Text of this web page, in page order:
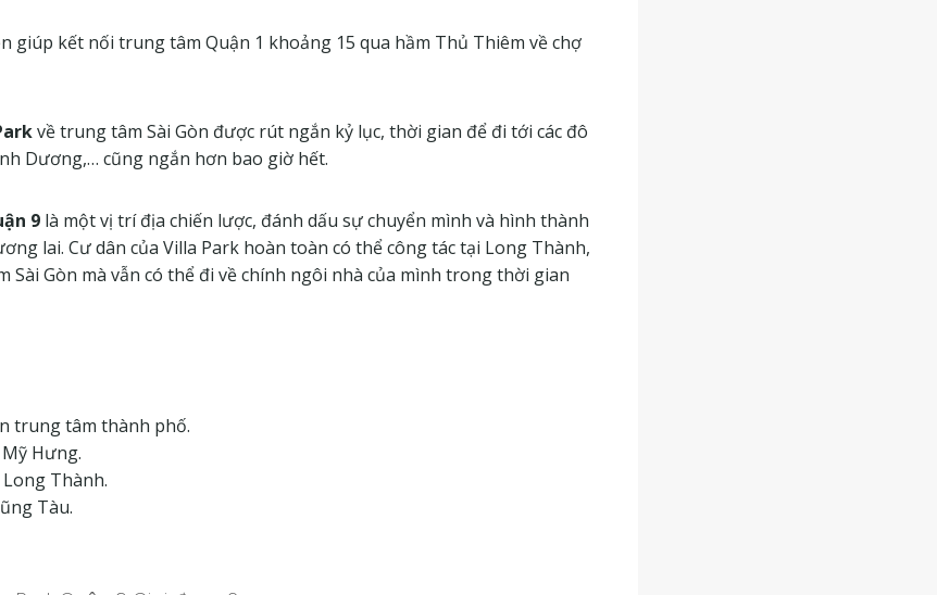
giúp kết nối trung tâm Quận 1 khoảng 15 qua hầm Thủ Thiêm về chợ
về trung tâm Sài Gòn được rút ngắn kỷ lục, thời gian để đi tới các đô
Dương,… cũng ngắn hơn bao giờ hết.
9 là một vị trí địa chiến lược, đánh dấu sự chuyển mình và hình thành
lai. Cư dân của Villa Park hoàn toàn có thể công tác tại Long Thành,
Sài Gòn mà vẫn có thể đi về chính ngôi nhà của mình trong thời gian
trung tâm thành phố.
Hưng.
Thành.
Tàu.